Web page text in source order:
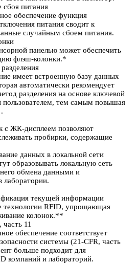
сбоя питания
обеспечение функция
питания сводит к
случайным сбоем питания.
панелью может обеспечить
флэш-колонки.*
имеет встроенную базу данных
автоматически рекомендует
разделения на основе ключевой
тем самым повышая
с ЖК-дисплеем позволяют
пробирки, содержащие
данных в локальной сети
образовывать локальную сеть
обмена данными и
лаборатории.
текущей информации
технологии RFID, упрощающая
колонок.**
11
обеспечение соответствует
системы (21-CFR, часть
больше подходит для
компаний и лабораторий.